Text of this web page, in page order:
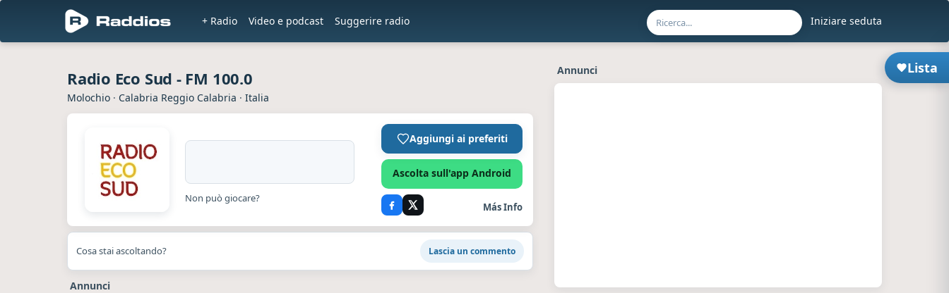
Iniziare seduta
+ Radio Video e podcast Suggerire radio
Lista
Radio Eco Sud - FM 100.0
Molochio · Calabria Reggio Calabria · Italia
Non può giocare?
Aggiungi ai preferiti
Ascolta sull'app Android
Más Info
Cosa stai ascoltando? Lascia un commento
Annunci
Annunci